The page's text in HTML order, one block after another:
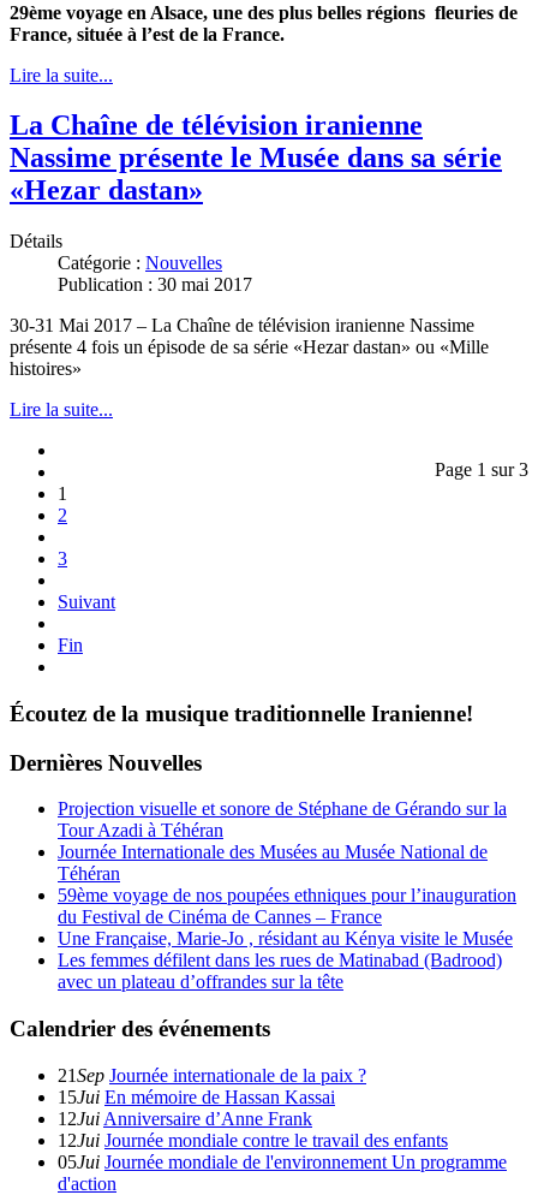
29ème voyage en Alsace, une des plus belles régions fleuries de
France, située à l’est de la France.
Lire la suite...
La Chaîne de télévision iranienne
Nassime présente le Musée dans sa série
«Hezar dastan»
Détails
Catégorie : Nouvelles
Publication : 30 mai 2017
30-31 Mai 2017 – La Chaîne de télévision iranienne Nassime
présente 4 fois un épisode de sa série «Hezar dastan» ou «Mille
histoires»
Lire la suite...
Page 1 sur 3
1
2
3
Suivant
Fin
Écoutez de la musique traditionnelle Iranienne!
Dernières Nouvelles
Projection visuelle et sonore de Stéphane de Gérando sur la
Tour Azadi à Téhéran
Journée Internationale des Musées au Musée National de
Téhéran
59ème voyage de nos poupées ethniques pour l’inauguration
du Festival de Cinéma de Cannes – France
Une Française, Marie-Jo , résidant au Kénya visite le Musée
Les femmes défilent dans les rues de Matinabad (Badrood)
avec un plateau d’offrandes sur la tête
Calendrier des événements
21Sep Journée internationale de la paix ?
15Jui En mémoire de Hassan Kassai
12Jui Anniversaire d’Anne Frank
12Jui Journée mondiale contre le travail des enfants
05Jui Journée mondiale de l'environnement Un programme
d'action